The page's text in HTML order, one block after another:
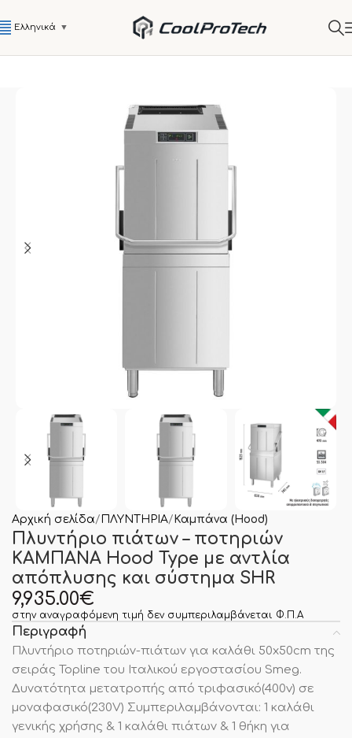
Ελληνικά ▼
Αρχική σελίδα ΠΛΥΝΤΗΡΙΑ Καμπάνα (Hood)
Πλυντήριο πιάτων – ποτηριών
ΚΑΜΠΑΝΑ Hood Type με αντλία
απόπλυσης και σύστημα SHR
9,935.00€
στην αναγραφόμενη τιμή δεν συμπεριλαμβάνεται Φ.Π.Α
Περιγραφή
Πλυντήριο ποτηριών-πιάτων για καλάθι 50x50cm της
σειράς Topline του Ιταλικού εργοστασίου Smeg.
Δυνατότητα μετατροπής από τριφασικό(400v) σε
μοναφασικό(230V) Συμπεριλαμβάνονται: 1 καλάθι
γενικής χρήσης & 1 καλάθι πιάτων & 1 θήκη για